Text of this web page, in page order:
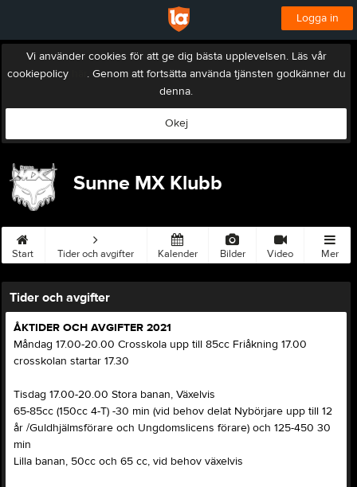
Logga in
Vi använder cookies för att ge dig bästa upplevelsen. Läs vår
cookiepolicy
. Genom att fortsätta använda tjänsten godkänner du
denna.
Okej
Sunne MX Klubb
Start Tider och avgifter Kalender Bilder Video Mer
Tider och avgifter
ÅKTIDER OCH AVGIFTER 2021
Måndag 17.00-20.00 Crosskola upp till 85cc Friåkning 17.00
crosskolan startar 17.30
Tisdag 17.00-20.00 Stora banan, Växelvis
65-85cc (150cc 4-T) -30 min (vid behov delat Nybörjare upp till 12
år /Guldhjälmsförare och Ungdomslicens förare) och 125-450 30
min
Lilla banan, 50cc och 65 cc, vid behov växelvis